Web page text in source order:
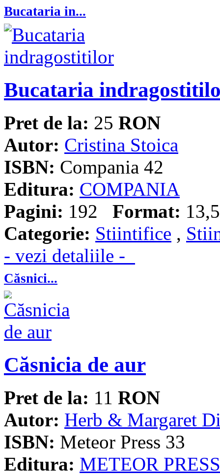
Bucataria in...
Bucataria
Pret de la: 25 RON
Autor: Cristina Stoica
ISBN: Compania 42
Editura: COMPANIA
Pagini: 192 Format:
Categorie: Stiintifice ,
- vezi detaliile -
Căsnici...
Căsnicia de aur
Pret de la: 11 RON
Autor: Herb & Margaret
ISBN: Meteor Press 33
Editura: METEOR PRESS